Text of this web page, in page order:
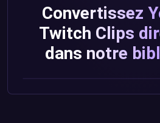
Convertissez
Twitch Clips
dans notre